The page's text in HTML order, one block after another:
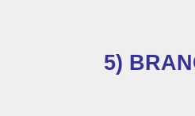
5)